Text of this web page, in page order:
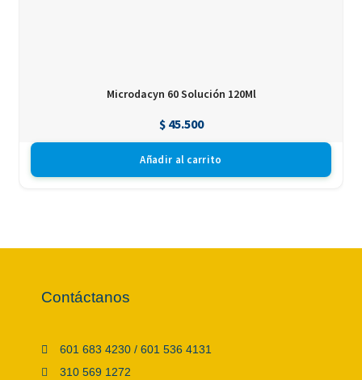
Microdacyn 60 Solución 120Ml
$45.500
Añadir al carrito
Contáctanos
601 683 4230 / 601 536 4131
310 569 1272